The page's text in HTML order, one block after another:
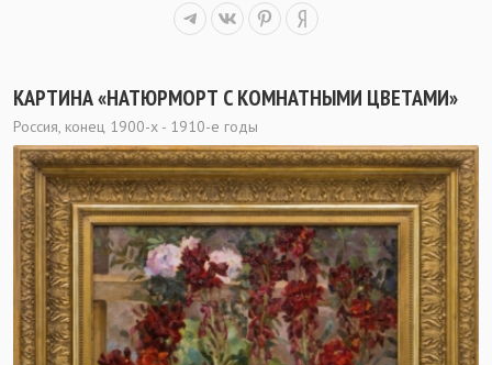
КАРТИНА «НАТЮРМОРТ С КОМНАТНЫМИ ЦВЕТАМИ»
Россия, конец 1900-х - 1910-е годы